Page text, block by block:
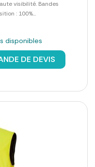
visibilité. Bandes
: 100%...
disponibles
DE DEVIS